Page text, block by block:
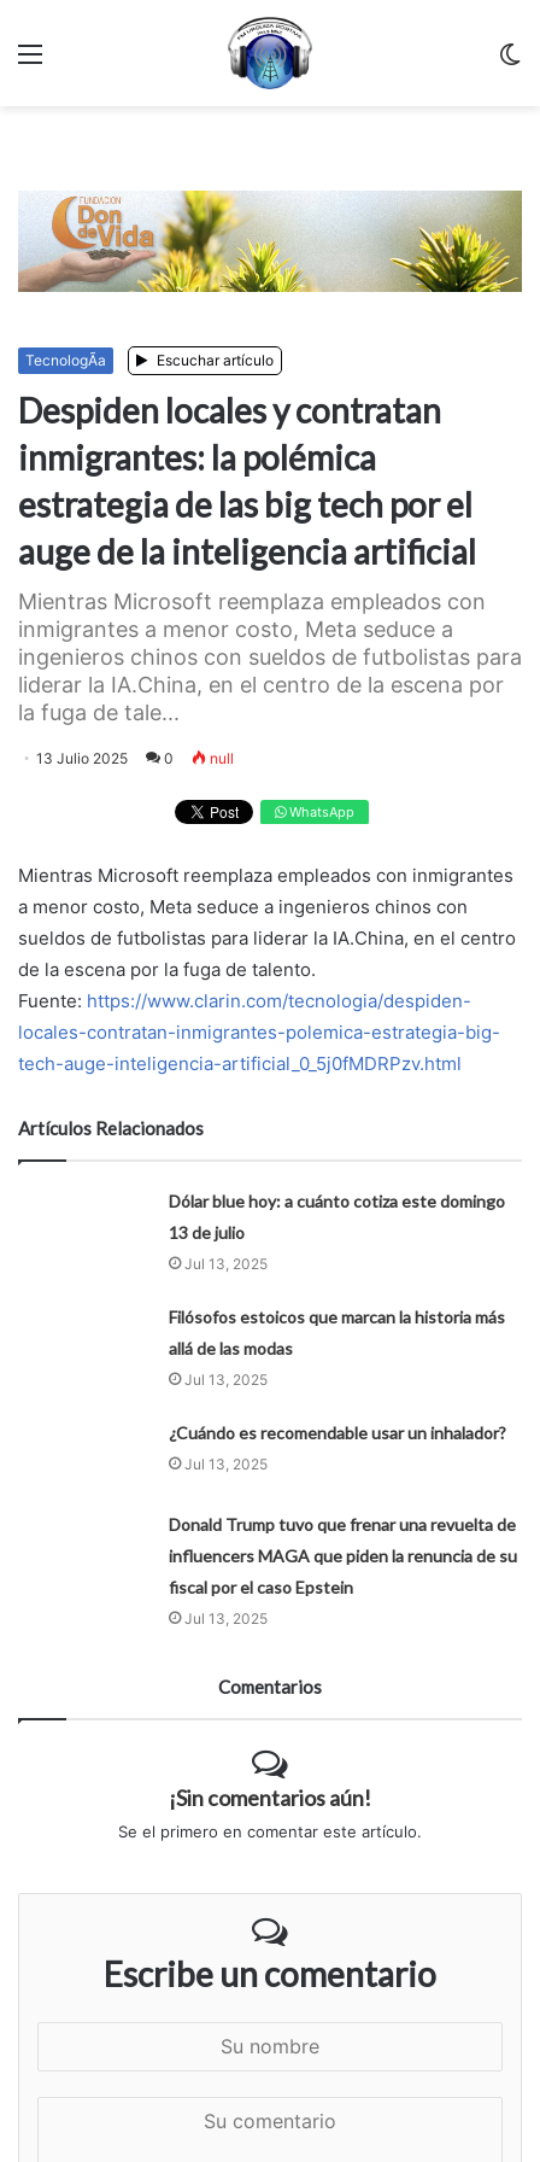
TecnologÃ­a Escuchar artículo
Despiden locales y contratan
inmigrantes: la polémica
estrategia de las big tech por el
auge de la inteligencia artificial
Mientras Microsoft reemplaza empleados con
inmigrantes a menor costo, Meta seduce a
ingenieros chinos con sueldos de futbolistas para
liderar la IA.China, en el centro de la escena por
la fuga de tale...
13 Julio 2025 0 null
WhatsApp
Mientras Microsoft reemplaza empleados con inmigrantes
a menor costo, Meta seduce a ingenieros chinos con
sueldos de futbolistas para liderar la IA.China, en el centro
de la escena por la fuga de talento.
Fuente: https://www.clarin.com/tecnologia/despiden-
locales-contratan-inmigrantes-polemica-estrategia-big-
tech-auge-inteligencia-artificial_0_5j0fMDRPzv.html
Artículos Relacionados
Dólar blue hoy: a cuánto cotiza este domingo
13 de julio
Jul 13, 2025
Filósofos estoicos que marcan la historia más
allá de las modas
Jul 13, 2025
¿Cuándo es recomendable usar un inhalador?
Jul 13, 2025
Donald Trump tuvo que frenar una revuelta de
influencers MAGA que piden la renuncia de su
fiscal por el caso Epstein
Jul 13, 2025
Comentarios
¡Sin comentarios aún!
Se el primero en comentar este artículo.
Escribe un comentario